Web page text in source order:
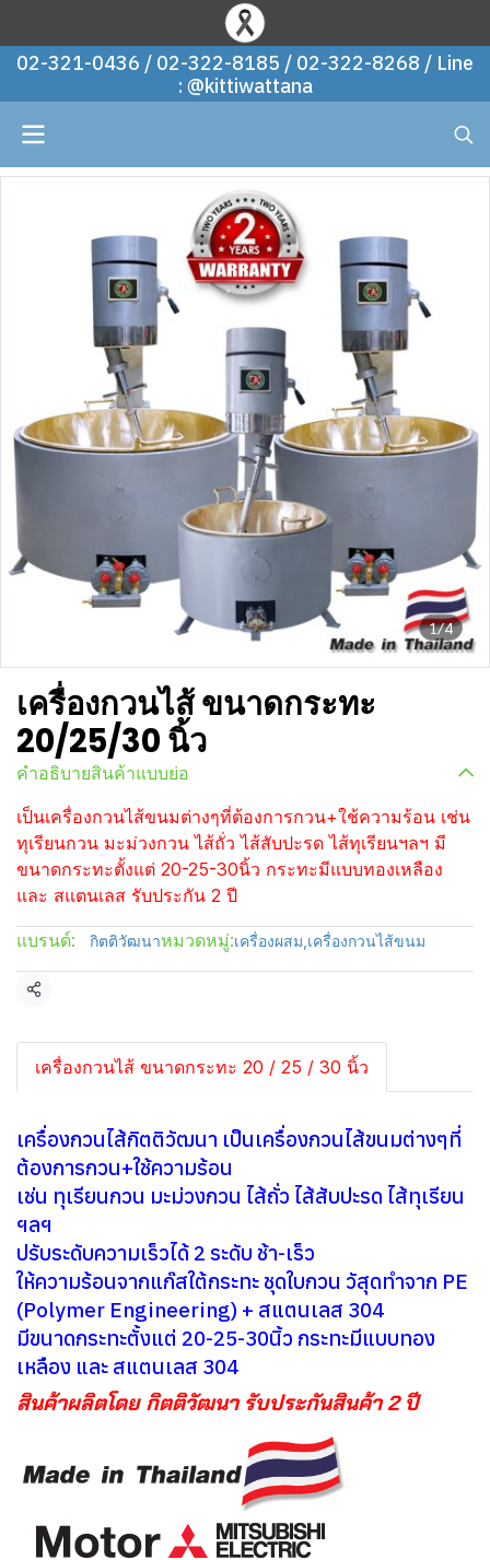
02-321-0436 / 02-322-8185 / 02-322-8268 / Line
: @kittiwattana
1/4
เครื่องกวนไส้ ขนาดกระทะ
20/25/30 นิ้ว
คำอธิบายสินค้าแบบย่อ
เป็นเครื่องกวนไส้ขนมต่างๆที่ต้องการกวน+ใช้ความร้อน เช่น
ทุเรียนกวน มะม่วงกวน ไส้ถั่ว ไส้สับปะรด ไส้ทุเรียนฯลฯ มี
ขนาดกระทะตั้งแต่ 20-25-30นิ้ว กระทะมีแบบทองเหลือง
และ สแตนเลส รับประกัน 2 ปี
แบรนด์: กิตติวัฒนาหมวดหมู่:เครื่องผสม เครื่องกวนไส้ขนม
แชร์
เครื่องกวนไส้ ขนาดกระทะ 20 / 25 / 30 นิ้ว
เครื่องกวนไส้กิตติวัฒนา เป็นเครื่องกวนไส้ขนมต่างๆที่
ต้องการกวน+ใช้ความร้อน
เช่น ทุเรียนกวน มะม่วงกวน ไส้ถั่ว ไส้สับปะรด ไส้ทุเรียน
ฯลฯ
ปรับระดับความเร็วได้ 2 ระดับ ช้า-เร็ว
ให้ความร้อนจากแก๊สใต้กระทะ ชุดใบกวน วัสุดทำจาก PE
(Polymer Engineering) + สแตนเลส 304
มีขนาดกระทะตั้งแต่ 20-25-30นิ้ว กระทะมีแบบทอง
เหลือง และ สแตนเลส 304
สินค้าผลิตโดย กิตติวัฒนา รับประกันสินค้า 2 ปี